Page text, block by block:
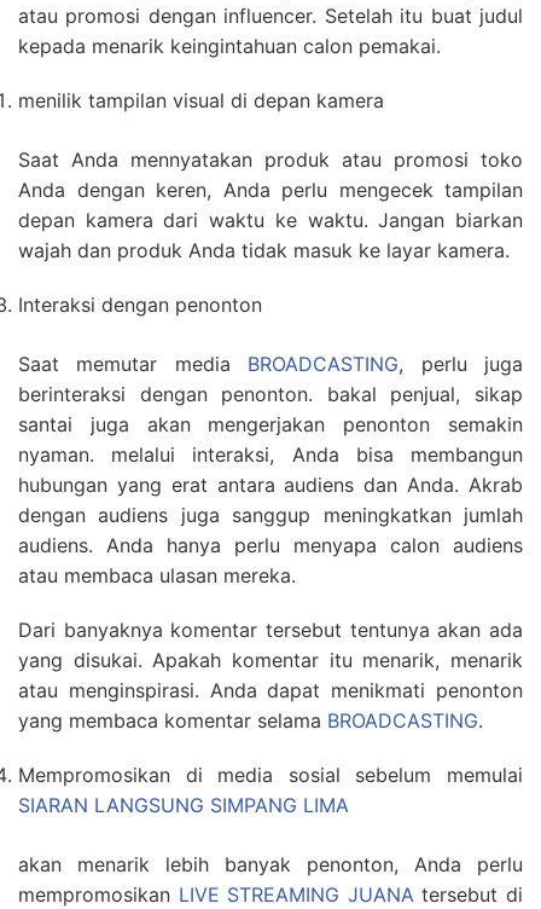
atau promosi dengan influencer. Setelah itu buat judul
kepada menarik keingintahuan calon pemakai.
menilik tampilan visual di depan kamera
Saat Anda mennyatakan produk atau promosi toko
Anda dengan keren, Anda perlu mengecek tampilan
depan kamera dari waktu ke waktu. Jangan biarkan
wajah dan produk Anda tidak masuk ke layar kamera.
Interaksi dengan penonton
Saat memutar media BROADCASTING, perlu juga
berinteraksi dengan penonton. bakal penjual, sikap
santai juga akan mengerjakan penonton semakin
nyaman. melalui interaksi, Anda bisa membangun
hubungan yang erat antara audiens dan Anda. Akrab
dengan audiens juga sanggup meningkatkan jumlah
audiens. Anda hanya perlu menyapa calon audiens
atau membaca ulasan mereka.
Dari banyaknya komentar tersebut tentunya akan ada
yang disukai. Apakah komentar itu menarik, menarik
atau menginspirasi. Anda dapat menikmati penonton
yang membaca komentar selama BROADCASTING.
Mempromosikan di media sosial sebelum memulai
SIARAN LANGSUNG SIMPANG LIMA
akan menarik lebih banyak penonton, Anda perlu
mempromosikan LIVE STREAMING JUANAtersebut di